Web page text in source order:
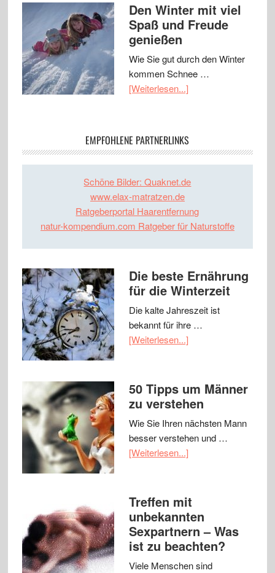
Den Winter mit viel
Spaß und Freude
genießen
Wie Sie gut durch den Winter
kommen Schnee …
[Weiterlesen...]
EMPFOHLENE PARTNERLINKS
Schöne Bilder: Quaknet.de
www.elax-matratzen.de
Ratgeberportal Haarentfernung
natur-kompendium.com Ratgeber für Naturstoffe
Die beste Ernährung
für die Winterzeit
Die kalte Jahreszeit ist
bekannt für ihre …
[Weiterlesen...]
50 Tipps um Männer
zu verstehen
Wie Sie Ihren nächsten Mann
besser verstehen und …
[Weiterlesen...]
Treffen mit
unbekannten
Sexpartnern – Was
ist zu beachten?
Viele Menschen sind